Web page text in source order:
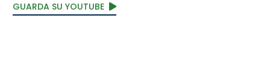
GUARDA SU YOUTUBE